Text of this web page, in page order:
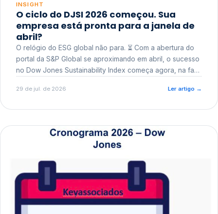
INSIGHT
O ciclo do DJSI 2026 começou. Sua
empresa está pronta para a janela de
abril?
O relógio do ESG global não para. ⏳ Com a abertura do
portal da S&P Global se aproximando em abril, o sucesso
no Dow Jones Sustainability Index começa agora, na fase
29 de jul. de 2026 Ler artigo →